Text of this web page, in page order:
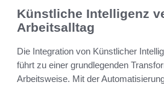
Künstliche Intelligenz
Arbeitsalltag
Die Integration von Künstlicher
führt zu einer grundlegenden
Arbeitsweise. Mit der